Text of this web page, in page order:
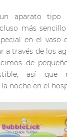
aparato tipo
más
en el vaso
a través de los
de
así que
noche en el